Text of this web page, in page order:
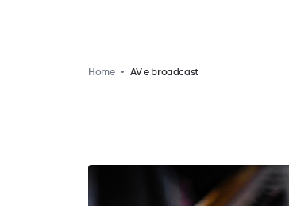
Home AV e broadcast